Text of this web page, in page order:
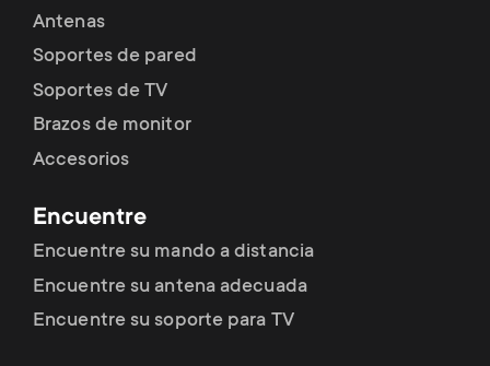
Antenas
Soportes de pared
Soportes de TV
Brazos de monitor
Accesorios
Encuentre
Encuentre su mando a distancia
Encuentre su antena adecuada
Encuentre su soporte para TV